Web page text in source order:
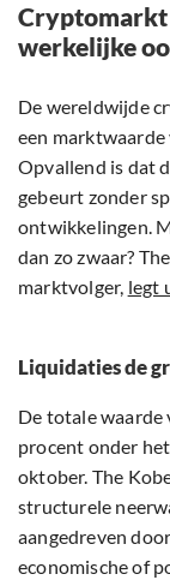
Cryptomarkt
werkelijke
De wereldwijde
een
Opvallend is dat
gebeurt zonder
ontwikkelingen.
dan zo zwaar?
marktvolger, legt
Liquidaties de
De totale
procent onder
oktober. The
structurele
aangedreven
economische of